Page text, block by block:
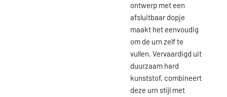
ontwerp met een
afsluitbaar dopje
maakt het eenvoudig
om de urn zelf te
vullen. Vervaardigd uit
duurzaam hard
kunststof, combineert
deze urn stijl met